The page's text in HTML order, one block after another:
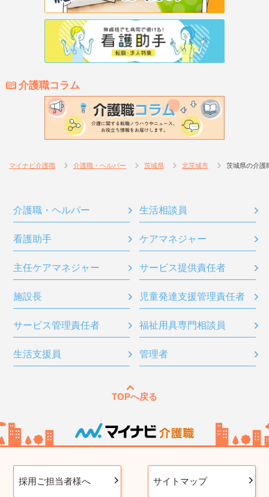
介護職コラム
マイナビ介護職 介護職・ヘルパー 茨城県 北茨城市 茨城県の介護
介護職・ヘルパー 生活相談員
看護助手 ケアマネジャー
主任ケアマネジャー サービス提供責任者
施設長 児童発達支援管理責任者
サービス管理責任者 福祉用具専門相談員
生活支援員 管理者
TOPへ戻る
採用ご担当者様へ サイトマップ